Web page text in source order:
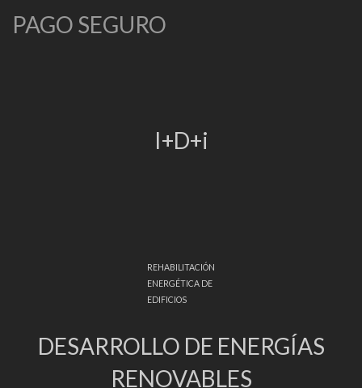
PAGO SEGURO
I+D+i
REHABILITACIÓN
ENERGÉTICA DE
EDIFICIOS
DESARROLLO DE ENERGÍAS
RENOVABLES